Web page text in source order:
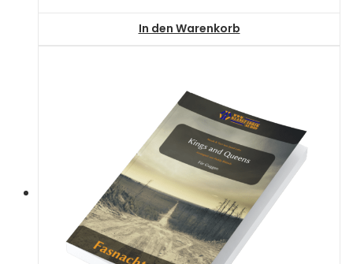
In den Warenkorb